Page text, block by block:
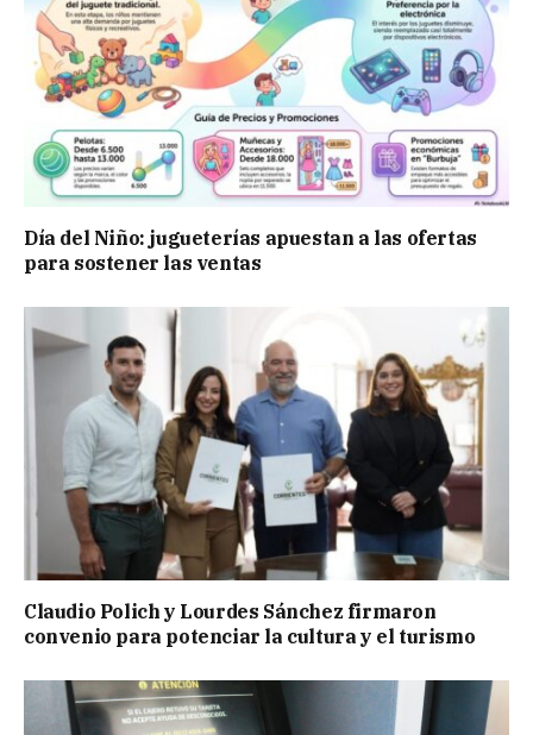
Día del Niño: jugueterías apuestan a las ofertas
para sostener las ventas
Claudio Polich y Lourdes Sánchez firmaron
convenio para potenciar la cultura y el turismo